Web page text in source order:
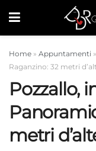
Home » Appuntamenti »
Raganzino: 32 metri
Pozzallo,
metri